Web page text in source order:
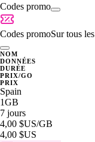
Codes promo
Codes promoSur tous
NOM
DONNÉES
DURÉE
PRIX/GO
PRIX
Spain
1GB
7 jours
4,00 $US/GB
4,00 $US